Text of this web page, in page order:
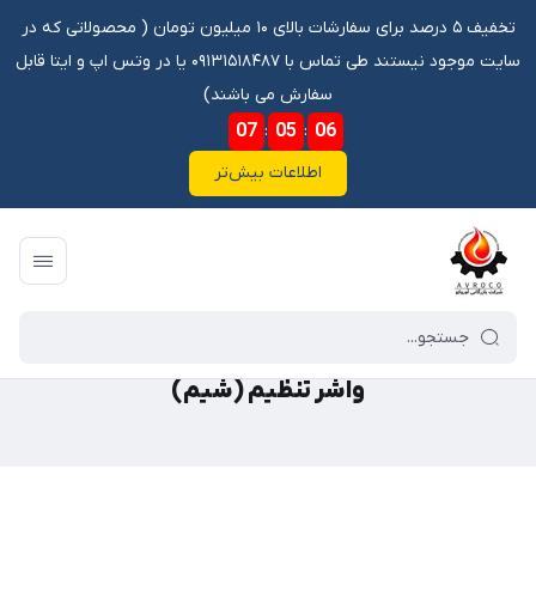
تخفیف ۵ درصد برای سفارشات بالای ۱۰ میلیون تومان ‌‌(‌‌ محصولاتی که در
سایت موجود نیستند طی تماس با ۰۹۱۳۱۵۱۸۴۸۷ یا در وتس اپ و ایتا قابل
سفارش می باشند)
07 : 05 : 06
اطلاعات بیش‌تر
فروشگاه آنلاین آوروکو
واشر تنظیم (شیم)